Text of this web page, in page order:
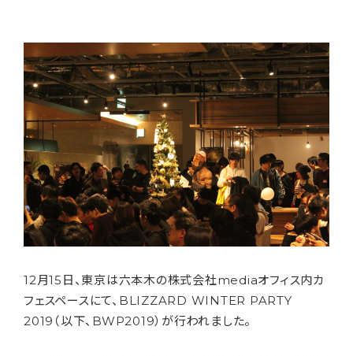
12月15日、東京は六本木の株式会社mediaオフィス内カ
フェスペースにて、BLIZZARD WINTER PARTY
2019（以下、BWP2019）が行われました。